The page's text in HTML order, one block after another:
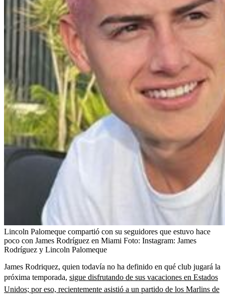
Lincoln Palomeque compartió con su seguidores que estuvo hace
poco con James Rodríguez en Miami Foto: Instagram: James
Rodríguez y Lincoln Palomeque
James Rodriquez, quien todavía no ha definido en qué club jugará la
próxima temporada, sigue disfrutando de sus vacaciones en Estados
Unidos; por eso, recientemente asistió a un partido de los Marlins de